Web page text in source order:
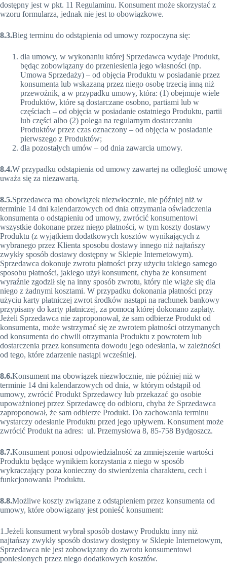
dostępny jest w pkt. 11 Regulaminu. Konsument może skorzystać z
wzoru formularza, jednak nie jest to obowiązkowe.
8.3.Bieg terminu do odstąpienia od umowy rozpoczyna się:
dla umowy, w wykonaniu której Sprzedawca wydaje Produkt,
będąc zobowiązany do przeniesienia jego własności (np.
Umowa Sprzedaży) – od objęcia Produktu w posiadanie przez
konsumenta lub wskazaną przez niego osobę trzecią inną niż
przewoźnik, a w przypadku umowy, która: (1) obejmuje wiele
Produktów, które są dostarczane osobno, partiami lub w
częściach – od objęcia w posiadanie ostatniego Produktu, partii
lub części albo (2) polega na regularnym dostarczaniu
Produktów przez czas oznaczony – od objęcia w posiadanie
pierwszego z Produktów;
dla pozostałych umów – od dnia zawarcia umowy.
8.4.W przypadku odstąpienia od umowy zawartej na odległość umowę
uważa się za niezawartą.
8.5.Sprzedawca ma obowiązek niezwłocznie, nie później niż w
terminie 14 dni kalendarzowych od dnia otrzymania oświadczenia
konsumenta o odstąpieniu od umowy, zwrócić konsumentowi
wszystkie dokonane przez niego płatności, w tym koszty dostawy
Produktu (z wyjątkiem dodatkowych kosztów wynikających z
wybranego przez Klienta sposobu dostawy innego niż najtańszy
zwykły sposób dostawy dostępny w Sklepie Internetowym).
Sprzedawca dokonuje zwrotu płatności przy użyciu takiego samego
sposobu płatności, jakiego użył konsument, chyba że konsument
wyraźnie zgodził się na inny sposób zwrotu, który nie wiąże się dla
niego z żadnymi kosztami. W przypadku dokonania płatności przy
użyciu karty płatniczej zwrot środków nastąpi na rachunek bankowy
przypisany do karty płatniczej, za pomocą której dokonano zapłaty.
Jeżeli Sprzedawca nie zaproponował, że sam odbierze Produkt od
konsumenta, może wstrzymać się ze zwrotem płatności otrzymanych
od konsumenta do chwili otrzymania Produktu z powrotem lub
dostarczenia przez konsumenta dowodu jego odesłania, w zależności
od tego, które zdarzenie nastąpi wcześniej.
8.6.Konsument ma obowiązek niezwłocznie, nie później niż w
terminie 14 dni kalendarzowych od dnia, w którym odstąpił od
umowy, zwrócić Produkt Sprzedawcy lub przekazać go osobie
upoważnionej przez Sprzedawcę do odbioru, chyba że Sprzedawca
zaproponował, że sam odbierze Produkt. Do zachowania terminu
wystarczy odesłanie Produktu przed jego upływem. Konsument może
zwrócić Produkt na adres: ul. Przemysłowa 8, 85-758 Bydgoszcz.
8.7.Konsument ponosi odpowiedzialność za zmniejszenie wartości
Produktu będące wynikiem korzystania z niego w sposób
wykraczający poza konieczny do stwierdzenia charakteru, cech i
funkcjonowania Produktu.
8.8.Możliwe koszty związane z odstąpieniem przez konsumenta od
umowy, które obowiązany jest ponieść konsument:
1.Jeżeli konsument wybrał sposób dostawy Produktu inny niż
najtańszy zwykły sposób dostawy dostępny w Sklepie Internetowym,
Sprzedawca nie jest zobowiązany do zwrotu konsumentowi
poniesionych przez niego dodatkowych kosztów.